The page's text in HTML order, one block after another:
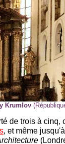
Krumlov
de trois à cinq,
, et même